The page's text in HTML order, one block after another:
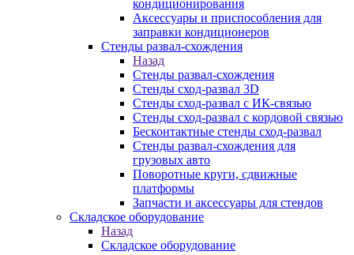
кондиционирования
Аксессуары и приспособления для
заправки кондиционеров
Стенды развал-схождения
Назад
Стенды развал-схождения
Стенды сход-развал 3D
Стенды сход-развал с ИК-связью
Стенды сход-развал с кордовой связью
Бесконтактные стенды сход-развал
Стенды развал-схождения для
грузовых авто
Поворотные круги, сдвижные
платформы
Запчасти и аксессуары для стендов
Складское оборудование
Назад
Складское оборудование